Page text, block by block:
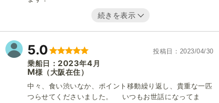
続きを表示
5.0 投稿日 2023/04/30
乗船日： 2023年4 月
M様 （大阪在住）
中々、食い渋いなか、ポイント移動繰り返し、貴重な一匹
つらせてくださいました。 いつもお世話になってま